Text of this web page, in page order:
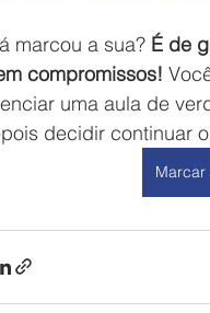
marcou a sua? É de
compromissos!
uma aula de
decidir continuar
Marcar